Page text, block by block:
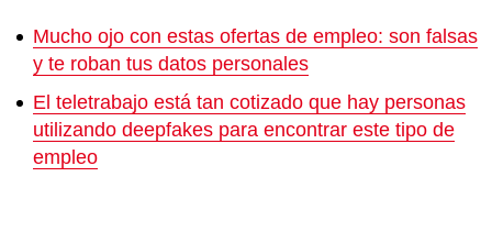
Mucho ojo con estas ofertas de empleo: son falsas
y te roban tus datos personales
El teletrabajo está tan cotizado que hay personas
utilizando deepfakes para encontrar este tipo de
empleo